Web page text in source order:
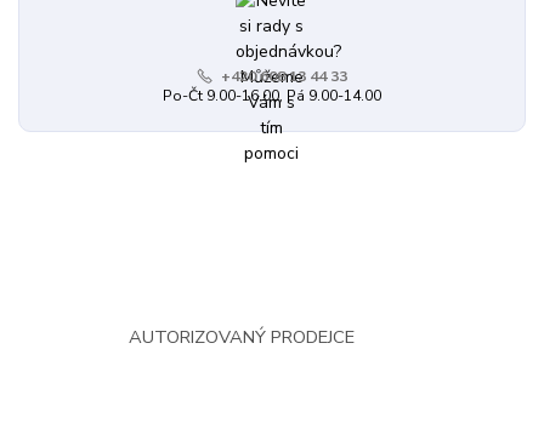
+420 608 13 44 33
Po-Čt 9.00-16.00, Pá 9.00-14.00
AUTORIZOVANÝ PRODEJCE